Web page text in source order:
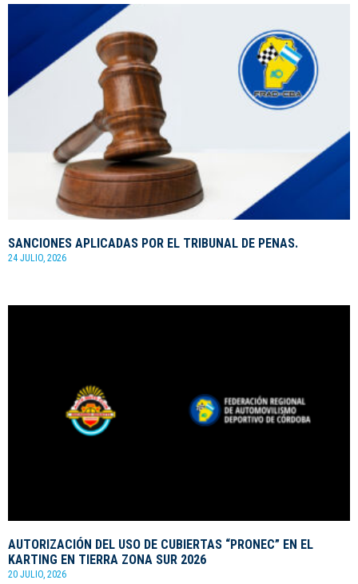
SANCIONES APLICADAS POR EL TRIBUNAL DE PENAS.
24 JULIO, 2026
AUTORIZACIÓN DEL USO DE CUBIERTAS “PRONEC” EN EL
KARTING EN TIERRA ZONA SUR 2026
20 JULIO, 2026